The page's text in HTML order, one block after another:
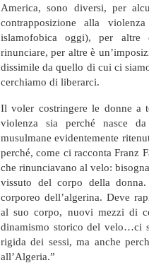
America, sono diversi, per
contrapposizione alla
islamofobica oggi), per
rinunciare, per altre è
dissimile da quello di cui ci
cerchiamo di liberarci.
Il voler costringere le donne a
violenza sia perché nasce
musulmane evidentemente
perché, come ci racconta Franz
che rinunciavano al velo:
vissuto del corpo della
corporeo dell’algerina. Deve
al suo corpo, nuovi mezzi di
dinamismo storico del velo…ci
rigida dei sessi, ma anche
all’Algeria.”